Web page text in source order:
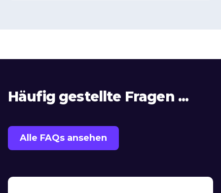
Häufig gestellte Fragen ...
Alle FAQs ansehen